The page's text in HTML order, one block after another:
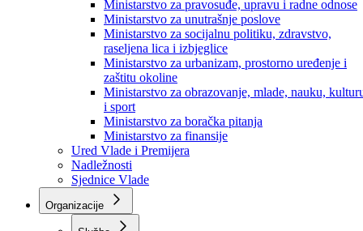
Ministarstva
Ministarstvo za privredu
Ministarstvo za pravosuđe, upravu i radne odnose
Ministarstvo za unutrašnje poslove
Ministarstvo za socijalnu politiku, zdravstvo,
raseljena lica i izbjeglice
Ministarstvo za urbanizam, prostorno uređenje i
zaštitu okoline
Ministarstvo za obrazovanje, mlade, nauku,
i sport
Ministarstvo za boračka pitanja
Ministarstvo za finansije
Ured Vlade i Premijera
Nadležnosti
Sjednice Vlade